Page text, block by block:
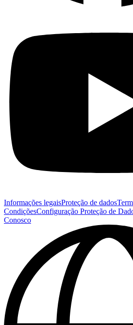
Informações legaisProteção de dados
CondiçõesConfiguração Proteção de
Conosco